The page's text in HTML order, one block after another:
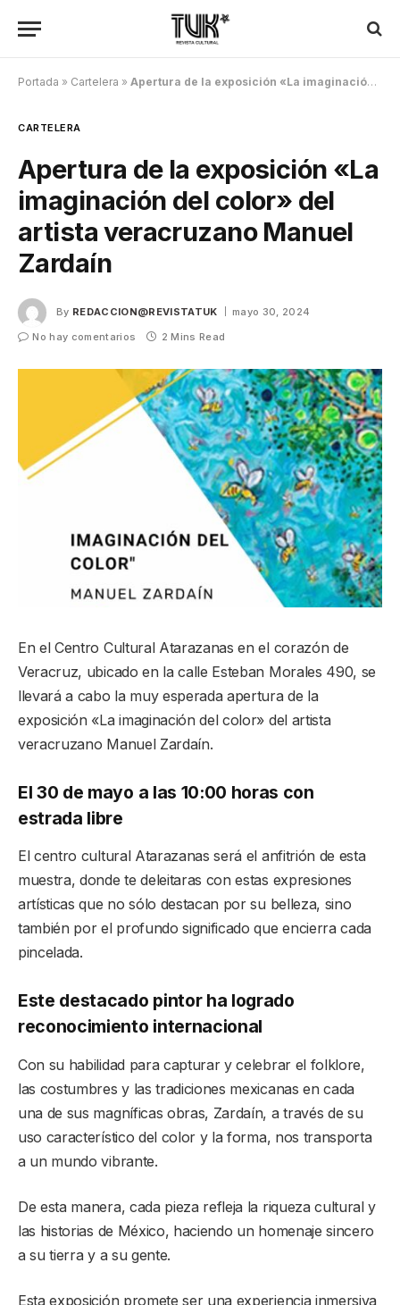
Portada » Cartelera » Apertura de la exposición «La imaginación del color» del artista veracruzano Manuel Zardaín
CARTELERA
Apertura de la exposición «La
imaginación del color» del
artista veracruzano Manuel
Zardaín
By REDACCION@REVISTATUK
mayo 30, 2024
No hay comentarios
2 Mins Read
En el Centro Cultural Atarazanas en el corazón de
Veracruz, ubicado en la calle Esteban Morales 490, se
llevará a cabo la muy esperada apertura de la
exposición «La imaginación del color» del artista
veracruzano Manuel Zardaín.
El 30 de mayo a las 10:00 horas con
estrada libre
El centro cultural Atarazanas será el anfitrión de esta
muestra, donde te deleitaras con estas expresiones
artísticas que no sólo destacan por su belleza, sino
también por el profundo significado que encierra cada
pincelada.
Este destacado pintor ha logrado
reconocimiento internacional
Con su habilidad para capturar y celebrar el folklore,
las costumbres y las tradiciones mexicanas en cada
una de sus magníficas obras, Zardaín, a través de su
uso característico del color y la forma, nos transporta
a un mundo vibrante.
De esta manera, cada pieza refleja la riqueza cultural y
las historias de México, haciendo un homenaje sincero
a su tierra y a su gente.
Esta exposición promete ser una experiencia inmersiva